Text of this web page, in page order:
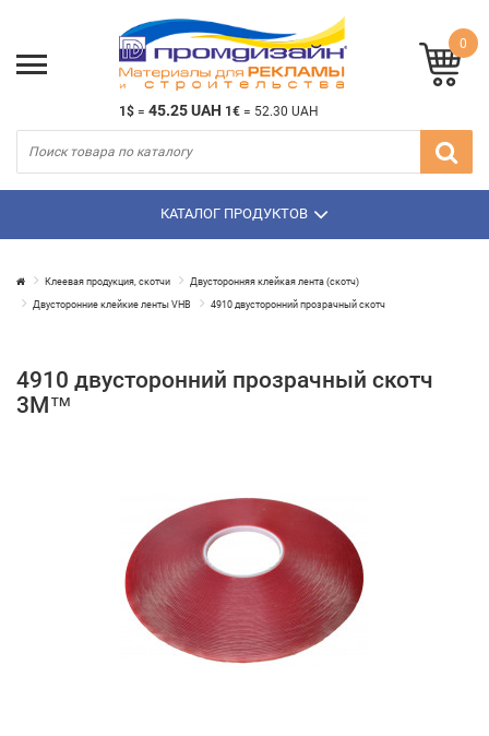
1$ = 45.25 UAH 1€ = 52.30 UAH
0
КАТАЛОГ ПРОДУКТОВ
Клеевая продукция, скотчи Двусторонняя клейкая лента (скотч)
Двусторонние клейкие ленты VHB 4910 двусторонний прозрачный скотч
4910 двусторонний прозрачный скотч
3М™